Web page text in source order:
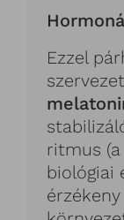
Ezzel
ritmus
biológiai